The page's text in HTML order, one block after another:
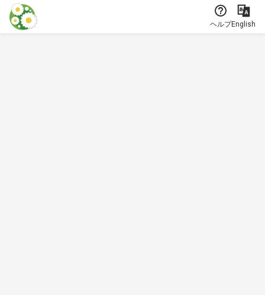
本文に飛ぶ
ヘルプEnglish